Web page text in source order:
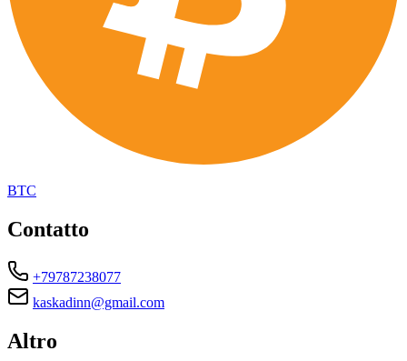
BTC
Contatto
+79787238077
kaskadinn@gmail.com
Altro